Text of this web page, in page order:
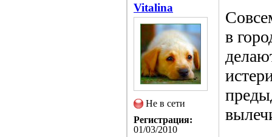
Vitalina
Не в сети
Регистрация:
01/03/2010
в